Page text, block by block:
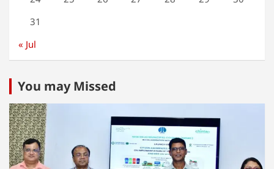
31
« Jul
You may Missed